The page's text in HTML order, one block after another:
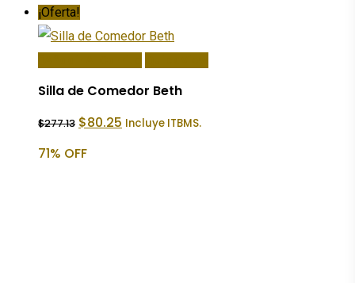
¡Oferta!
Silla de Comedor Beth
$277.13 El
precio
era:
$80.25 El
precio
Incluye ITBMS.
71% OFF